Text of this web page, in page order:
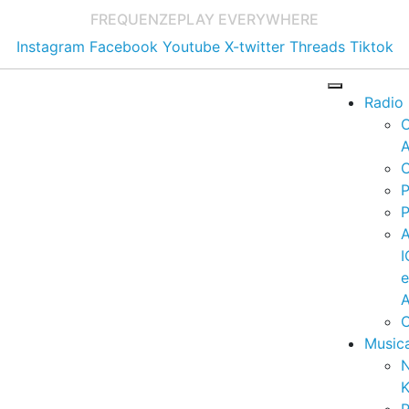
FREQUENZEPLAY EVERYWHERE
Instagram Facebook Youtube X-twitter Threads Tiktok
Radio
e